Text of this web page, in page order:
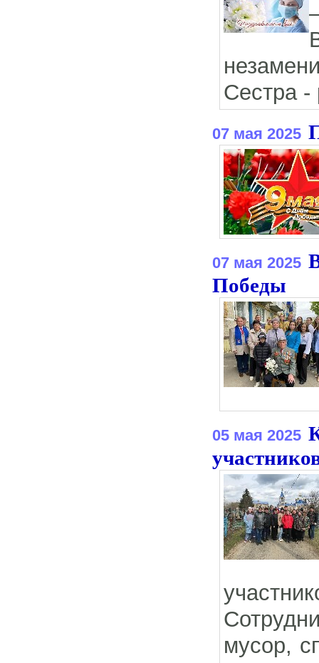
Сестра -
07 мая 2025
07 мая 2025
Победы
05 мая 2025
мусор,